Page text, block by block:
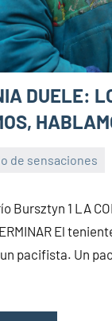
DUELE:
de sensaciones
Bursztyn 1 LA
El
pacifista. Un